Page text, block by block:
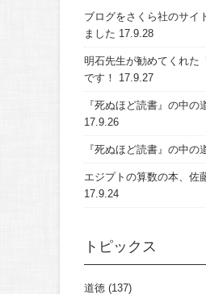
ブログをさくら社のサイ
ました 17.9.28
明石先生が勧めてくれた
です！
17.9.27
『死ぬほど読書』の中の
17.9.26
『死ぬほど読書』の中の
エジプトの算数の本、佐
17.9.24
トピックス
道徳 (137)